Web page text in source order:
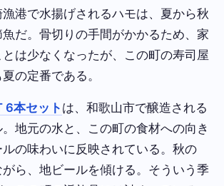
港で水揚げされるハモは、夏から秋
だ。骨切りの手間がかかるため、家
は少なくなったが、この町の寿司屋
の定番である。
6本セット は、和歌山市で醸造される
地元の水と、この町の食材への向き
の味わいに反映されている。秋の
ら、地ビールを傾ける。そういう季